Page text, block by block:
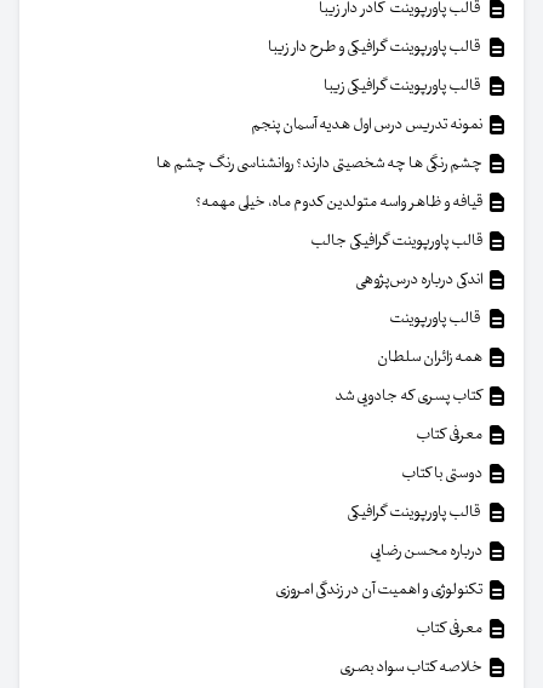
قالب پاورپوینت کادر دار زیبا
قالب پاورپوینت گرافیکی و طرح دار زیبا
قالب پاورپوینت گرافیکی زیبا
نمونه تدریس درس اول هدیه آسمان پنجم
چشم رنگی ها چه شخصیتی دارند؟ روانشناسی رنگ چشم ها
قیافه و ظاهر واسه متولدین کدوم ماه، خیلی مهمه؟
قالب پاورپوینت گرافیکی جالب
اندکی درباره درس‌پژوهی
قالب پاورپوینت
همه زائران سلطان
کتاب پسری که جادویی شد
معرفی کتاب
دوستی با کتاب
قالب پاورپوینت گرافیکی
درباره محسن رضایی
تکنولوژی و اهمیت آن در زندگی امروزی
معرفی کتاب
خلاصه کتاب سواد بصری